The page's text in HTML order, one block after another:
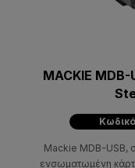
MACKIE
Mackie MDB-USB,
ενσωματωμένη